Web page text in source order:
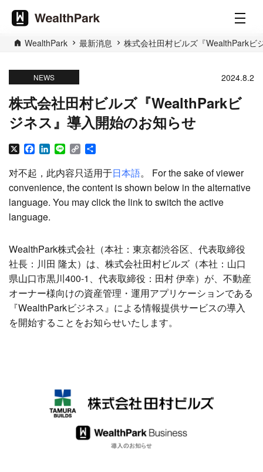
WealthPark 最新消息 株式会社田村ビルズ『WealthParkビ
NEWS 2024.8.2
株式会社田村ビルズ『WealthParkビ
ジネス』導入開始のお知らせ
X Facebook
LinkedIn
Line Copy
对不起，此内容只适用于日本語。 For the sake of viewer
convenience, the content is shown below in the alternative
language. You may click the link to switch the active
language.
WealthPark株式会社（本社：東京都渋谷区、代表取締役
社長：川田 隆太）は、株式会社田村ビルズ（本社：山口
県山口市黒川400-1、代表取締役：田村 伊幸）が、不動産
オーナー様向けの資産管理・運用アプリケーションである
『WealthParkビジネス』による情報提供サービスの導入
を開始することをお知らせいたします。